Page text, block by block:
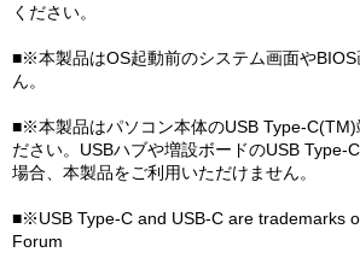
ください。
■※本製品はOS起動前のシステム画面や
ん。
■※本製品はパソコン本体のUSB Type-C(TM)
ださい。USBハブや増設ボードのUSB Type-
場合、本製品をご利用いただけません。
■※USB Type-C and USB-C are trademarks
Forum